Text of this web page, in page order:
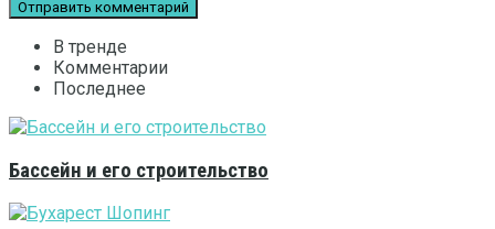
В тренде
Комментарии
Последнее
Бассейн и его строительство